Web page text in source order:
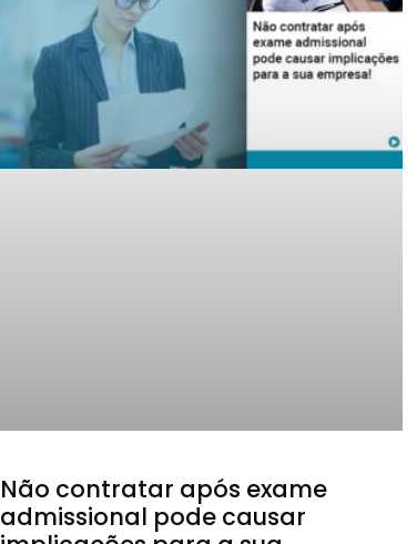
Não contratar após exame
admissional pode causar